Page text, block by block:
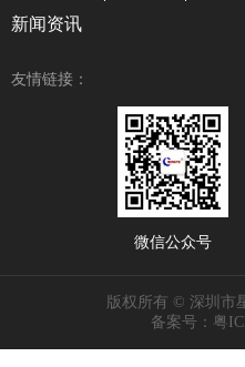
新闻资讯
友情链接：
微信公众号
版权所有 © 深圳市
备案号：粤